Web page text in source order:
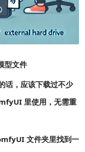
型文件
话，应该下载过不少
里使用，无需重
文件夹里找到一